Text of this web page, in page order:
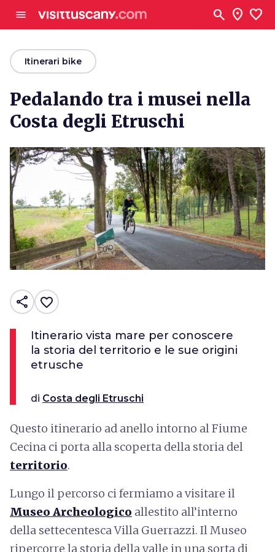
menu search location_on favorite
arrow_backItinerari bike
Pedalando tra i musei nella
Costa degli Etruschi
share favorite_border
Itinerario vista mare per conoscere
la storia del territorio e le sue origini
etrusche
di Costa degli Etruschi
Questo itinerario ad anello intorno al Fiume
Cecina ci porta alla scoperta della storia del
territorio.
Lungo il percorso ci fermiamo a visitare il
Museo Archeologico allestito all’interno
della settecentesca Villa Guerrazzi. Il Museo
ripercorre la storia della valle in una sorta di